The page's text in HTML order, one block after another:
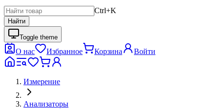
Ctrl+K
Найти
Toggle theme
О нас Избранное Корзина Войти
Измерение
Анализаторы